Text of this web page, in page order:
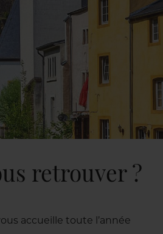
retrouver ?
accueille toute l’année